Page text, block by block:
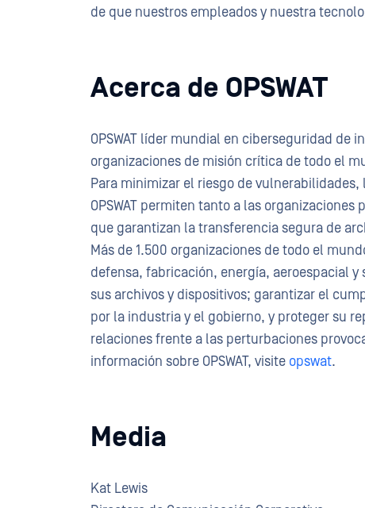
de que nuestros empleados y nuestra
Acerca de OPSWAT
OPSWAT líder mundial en ciberseguridad
organizaciones de misión crítica de todo el
Para minimizar el riesgo de
OPSWAT permiten tanto a las
que garantizan la transferencia segura de
Más de 1.500 organizaciones de todo el
defensa, fabricación, energía, aeroespacial y
sus archivos y dispositivos; garantizar el
por la industria y el gobierno, y proteger su
relaciones frente a las perturbaciones
información sobre OPSWAT, visite opswat.
Media
Kat Lewis